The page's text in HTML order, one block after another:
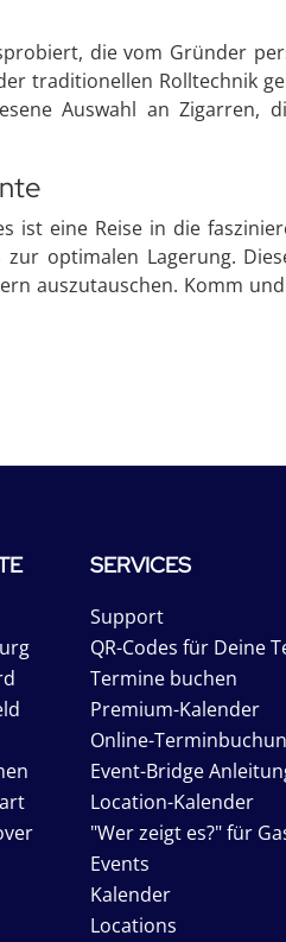
die vom Gründer
traditionellen Rolltechnik
Auswahl an
ist eine Reise in die
optimalen Lagerung.
auszutauschen. Komm
SERVICES
Support
QR-Codes für Deine
Termine buchen
Premium-Kalender
Online-
Event-Bridge
Location-Kalender
"Wer zeigt es?" für
Events
Kalender
Locations